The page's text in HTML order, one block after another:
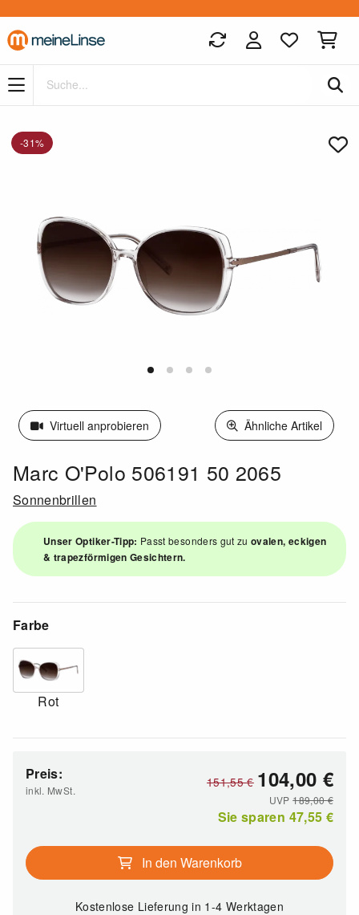
Zum Hauptinhalt springen
-31%
Virtuell anprobieren Ähnliche Artikel
Marc O'Polo 506191 50 2065
Sonnenbrillen
Unser Optiker-Tipp: Passt besonders gut zuovalen, eckigen
& trapezförmigen Gesichtern.
Farbe
Rot
Preis:
inkl. MwSt.
151,55€ 104,00 €
UVP189,00€
Sie sparen 47,55 €
In den Warenkorb
Kostenlose Lieferungin 1-4 Werktagen